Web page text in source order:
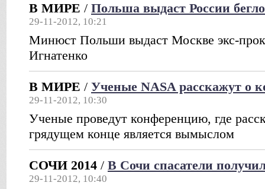
В МИРЕ / Польша выдаст России
29-11-2012, 10:21
Минюст Польши выдаст Москве экс-
Игнатенко
В МИРЕ / Ученые NASA расскажут о
29-11-2012, 10:30
Ученые проведут конференцию, где
грядущем конце является вымыслом
СОЧИ 2014 / В Сочи спасатели
29-11-2012, 10:40